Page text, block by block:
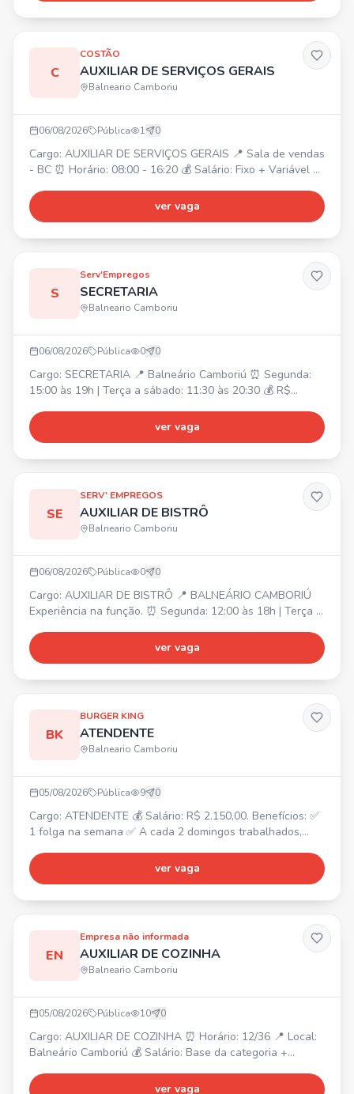
C
COSTÃO
AUXILIAR DE SERVIÇOS GERAIS
Balneario Camboriu
06/08/2026 Pública 1 0
Cargo: AUXILIAR DE SERVIÇOS GERAIS 📍 Sala de vendas
- BC ⏰ Horário: 08:00 - 16:20 💰 Salário: Fixo + Variável 🎁
Saúde e Odontológico.
ver vaga
S
Serv'Empregos
SECRETARIA
Balneario Camboriu
06/08/2026 Pública 0 0
Cargo: SECRETARIA 📍 Balneário Camboriú ⏰ Segunda:
15:00 às 19h | Terça a sábado: 11:30 às 20:30 💰 R$
Atividades: Atendimento ao público presencial e online,
caixa, auxílio para um bom andamento do salão, cuidado
ver vaga
SE
SERV' EMPREGOS
AUXILIAR DE BISTRÔ
Balneario Camboriu
06/08/2026 Pública 0 0
Cargo: AUXILIAR DE BISTRÔ 📍 BALNEÁRIO CAMBORIÚ
Experiência na função. ⏰ Segunda: 12:00 às 18h | Terça a
(Vale Alimentação) + Hora Extra. Atividades: •
Atendimento ao cliente e cozinha • Preparação de
ver vaga
BK
BURGER KING
ATENDENTE
Balneario Camboriu
05/08/2026 Pública 9 0
Cargo: ATENDENTE 💰 Salário: R$ 2.150,00. Benefícios: ✅
1 folga na semana ✅ A cada 2 domingos trabalhados,
Farmácia São João ✅ Gympass ✅ Convênio com SESC ✅
Refeição no local ✅ VT caso deseje ✅ Hora extra paga
ver vaga
EN
Empresa não informada
AUXILIAR DE COZINHA
Balneario Camboriu
05/08/2026 Pública 10 0
Cargo: AUXILIAR DE COZINHA ⏰ Horário: 12/36 📍 Local:
Balneário Camboriú 💰 Salário: Base da categoria +
WhatsApp.
ver vaga